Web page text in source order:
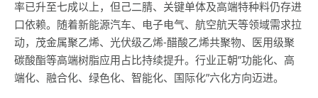
率已升至七成以上，但己二腈、关键单体及高端特种料仍存进
口依赖。随着新能源汽车、电子电气、航空航天等领域需求拉
动，茂金属聚乙烯、光伏级乙烯-醋酸乙烯共聚物、医用级聚
碳酸酯等高端树脂应用占比持续提升。行业正朝”功能化、高
端化、融合化、绿色化、智能化、国际化”六化方向迈进。